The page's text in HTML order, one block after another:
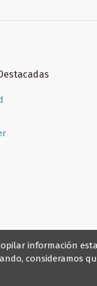
información
consideramos